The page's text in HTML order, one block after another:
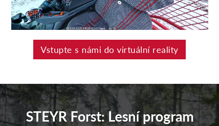
Vstupte s námi do virtuální reality
STEYR Forst: Lesní program